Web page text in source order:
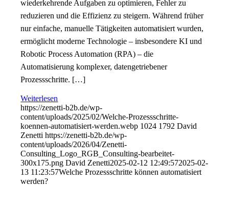
wiederkehrende Aufgaben zu optimieren, Fehler zu
reduzieren und die Effizienz zu steigern. Während früher
nur einfache, manuelle Tätigkeiten automatisiert wurden,
ermöglicht moderne Technologie – insbesondere KI und
Robotic Process Automation (RPA) – die
Automatisierung komplexer, datengetriebener
Prozessschritte. […]
Weiterlesen
https://zenetti-b2b.de/wp-
content/uploads/2025/02/Welche-Prozessschritte-
koennen-automatisiert-werden.webp 1024 1792 David
Zenetti https://zenetti-b2b.de/wp-
content/uploads/2026/04/Zenetti-
Consulting_Logo_RGB_Consulting-bearbeitet-
300x175.png David Zenetti2025-02-12 12:49:572025-02-
13 11:23:57Welche Prozessschritte können automatisiert
werden?